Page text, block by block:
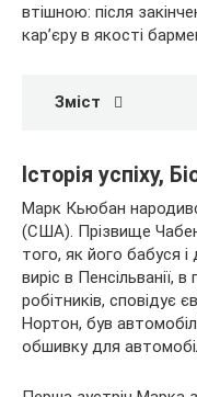
втішною: після
кар’єру в якості
Зміст
Історія успіху,
Марк Кьюбан
(США). Прізвище
того, як його бабуся і
виріс в Пенсільванії, в
робітників, сповідує
Нортон, був
обшивку для